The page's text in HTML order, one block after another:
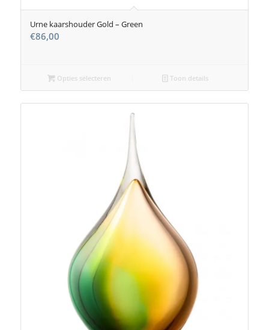
Urne kaarshouder Gold – Green
€86,00
Opties selecteren Toon details